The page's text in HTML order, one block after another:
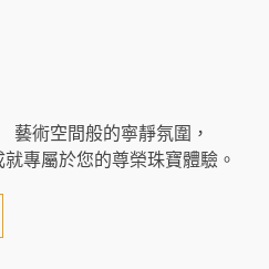
藝術空間般的寧靜氛圍，
就專屬於您的尊榮珠寶體驗。